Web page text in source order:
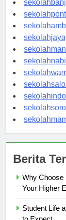
Why Choose
Student Life